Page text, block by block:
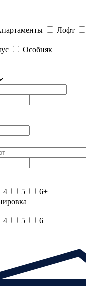
Лофт
Особняк
4 5
6+
4 5 6